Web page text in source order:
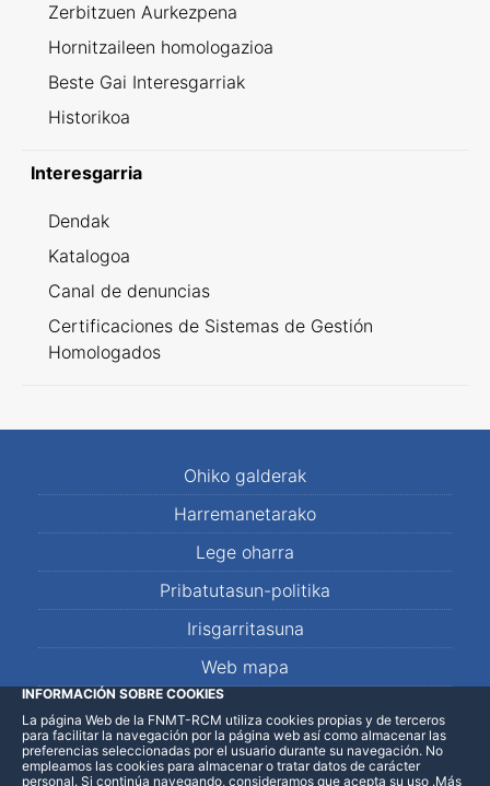
Zerbitzuen Aurkezpena
Hornitzaileen homologazioa
Beste Gai Interesgarriak
Historikoa
Interesgarria
Dendak
Katalogoa
Canal de denuncias
Certificaciones de Sistemas de Gestión
Homologados
Ohiko galderak
Harremanetarako
Lege oharra
Pribatutasun-politika
Irisgarritasuna
Web mapa
LinkedInFacebookWhatsApp
INFORMACIÓN SOBRE COOKIES
La página Web de la FNMT-RCM utiliza cookies propias y de terceros
para facilitar la navegación por la página web así como almacenar las
preferencias seleccionadas por el usuario durante su navegación. No
empleamos las cookies para almacenar o tratar datos de carácter
personal. Si continúa navegando, consideramos que acepta su uso .Más